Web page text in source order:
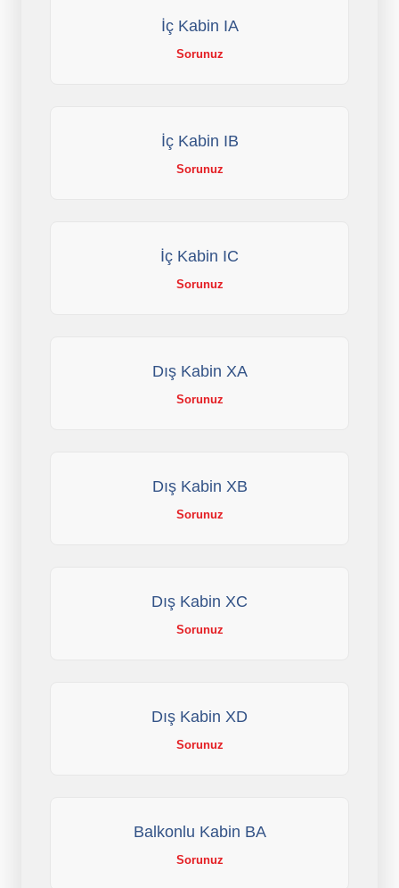
İç Kabin IA
Sorunuz
İç Kabin IB
Sorunuz
İç Kabin IC
Sorunuz
Dış Kabin XA
Sorunuz
Dış Kabin XB
Sorunuz
Dış Kabin XC
Sorunuz
Dış Kabin XD
Sorunuz
Balkonlu Kabin BA
Sorunuz